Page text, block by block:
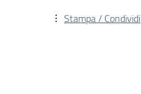
Stampa / Condividi